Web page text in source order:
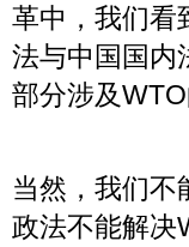
革中，我们看
法与中国国内
部分涉及
当然，我们不
政法不能解决